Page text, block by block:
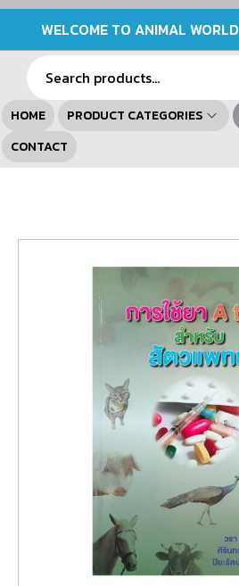
WELCOME TO ANIMAL WORLD
HOME PRODUCT CATEGORIES
CONTACT